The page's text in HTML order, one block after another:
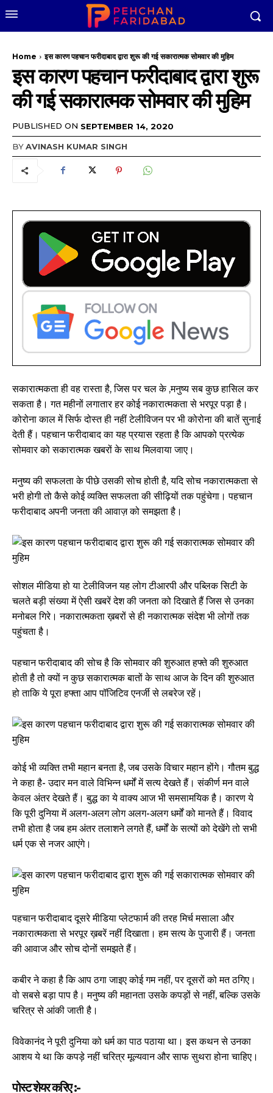
Home इस कारण पहचान फरीदाबाद द्वारा शुरू की गई सकारात्मक सोमवार की मुहिम
इस कारण पहचान फरीदाबाद द्वारा शुरू
की गई सकारात्मक सोमवार की मुहिम
PUBLISHED ON SEPTEMBER 14, 2020
BYAVINASH KUMAR SINGH
सकारात्मकता ही वह रास्ता है, जिस पर चल के ,मनुष्य सब कुछ हासिल कर
सकता है। गत महीनों लगातार हर कोई नकारात्मकता से भरपूर पड़ा है।
कोरोना काल में सिर्फ दोस्त ही नहीं टेलीविजन पर भी कोरोना की बातें सुनाई
देती हैं। पहचान फरीदाबाद का यह प्रयास रहता है कि आपको प्रत्येक
सोमवार को सकारात्मक खबरों के साथ मिलवाया जाए।
मनुष्य की सफलता के पीछे उसकी सोच होती है, यदि सोच नकारात्मकता से
भरी होगी तो कैसे कोई व्यक्ति सफलता की सीढ़ियों तक पहुंचेगा। पहचान
फरीदाबाद अपनी जनता की आवाज़ को समझता है।
सोशल मीडिया हो या टेलीविजन यह लोग टीआरपी और पब्लिक सिटी के
चलते बड़ी संख्या में ऐसी खबरें देश की जनता को दिखाते हैं जिस से उनका
मनोबल गिरे। नकारात्मकता ख़बरों से ही नकारात्मक संदेश भी लोगों तक
पहुंचता है।
पहचान फरीदाबाद की सोच है कि सोमवार की शुरुआत हफ्ते की शुरुआत
होती है तो क्यों न कुछ सकारात्मक बातों के साथ आज के दिन की शुरुआत
हो ताकि ये पूरा हफ्ता आप पॉजिटिव एनर्जी से लबरेज रहें।
कोई भी व्यक्ति तभी महान बनता है, जब उसके विचार महान होंगे। गौतम बुद्ध
ने कहा है- उदार मन वाले विभिन्न धर्मों में सत्य देखते हैं। संकीर्ण मन वाले
केवल अंतर देखते हैं। बुद्ध का ये वाक्य आज भी समसामयिक है। कारण ये
कि पूरी दुनिया में अलग-अलग लोग अलग-अलग धर्मों को मानते हैं। विवाद
तभी होता है जब हम अंतर तलाशने लगते हैं, धर्मों के सत्यों को देखेंगे तो सभी
धर्म एक से नजर आएंगे।
पहचान फरीदाबाद दूसरे मीडिया प्लेटफार्म की तरह मिर्च मसाला और
नकारात्मकता से भरपूर ख़बरें नहीं दिखाता। हम सत्य के पुजारी हैं। जनता
की आवाज और सोच दोनों समझते हैं।
कबीर ने कहा है कि आप ठगा जाइए कोई गम नहीं, पर दूसरों को मत ठगिए।
वो सबसे बड़ा पाप है। मनुष्य की महानता उसके कपड़ों से नहीं, बल्कि उसके
चरित्र से आंकी जाती है।
विवेकानंद ने पूरी दुनिया को धर्म का पाठ पठाया था। इस कथन से उनका
आशय ये था कि कपड़े नहीं चरित्र मूल्यवान और साफ सुथरा होना चाहिए।
पोस्ट शेयर करिए :-